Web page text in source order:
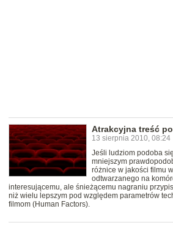
Atrakcyjna treść
13 sierpnia 2010, 08:24
Jeśli ludziom podoba
mniejszym
różnice w jakości filmu
odtwarzanego na
interesującemu, ale śnieżącemu nagraniu
niż wielu lepszym pod względem parametrów
filmom (Human Factors).